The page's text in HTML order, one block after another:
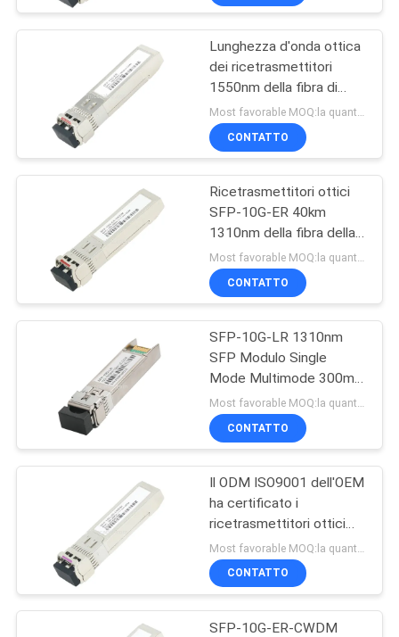
CASI
PREVENTIVO
SITO
POLITICA
PRIVACY
Cavo MIPI
Cavi Thunderbolt 4
26
Cablaggio su
ordinazione del
cavo
165
Cablaggio del cavo
di JST
33
Lunghezza d'onda ottica
dei ricetrasmettitori
1550nm della fibra di
plastica ad alta velocità
del metallo
Most favorable MOQ:la quantità può essere negoziabile
CONTATTO
Ricetrasmettitori ottici
SFP-10G-ER 40km
1310nm della fibra della
trasmissione della lunga
distanza
CONTATTO
SFP-10G-LR 1310nm
SFP Modulo Single
Mode Multimode 300m
200km Distanza ROHS
CONTATTO
Il ODM ISO9001 dell'OEM
ha certificato i
ricetrasmettitori ottici
SFP-10G-ZR-CWDM
della fibra
CONTATTO
SFP-10G-ER-CWDM